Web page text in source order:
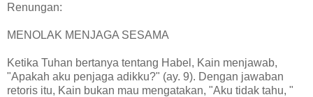
Renungan:
MENOLAK MENJAGA SESAMA
Ketika Tuhan bertanya tentang Habel, Kain menjawab,
"Apakah aku penjaga adikku?" (ay. 9). Dengan jawaban
retoris itu, Kain bukan mau mengatakan, "Aku tidak tahu, "